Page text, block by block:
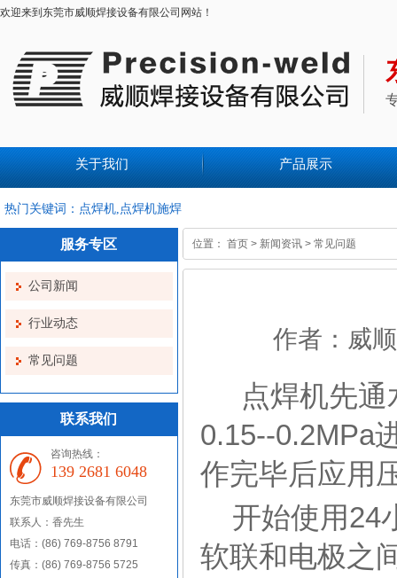
欢迎来到东莞市威顺焊接设备有限公司网站！
关于我们 产品展示
热门关键词：点焊机,点焊机施焊
服务专区
公司新闻
行业动态
常见问题
联系我们
咨询热线：
139 2681 6048
东莞市威顺焊接设备有限公司
联系人：香先生
电话：(86) 769-8756 8791
传真：(86) 769-8756 5725
位置： 首页 > 新闻资讯 > 常见问题
作者：威
点焊机先通
0.15--0.2MPa
作完毕后应用
开始使用24
软联和电极之